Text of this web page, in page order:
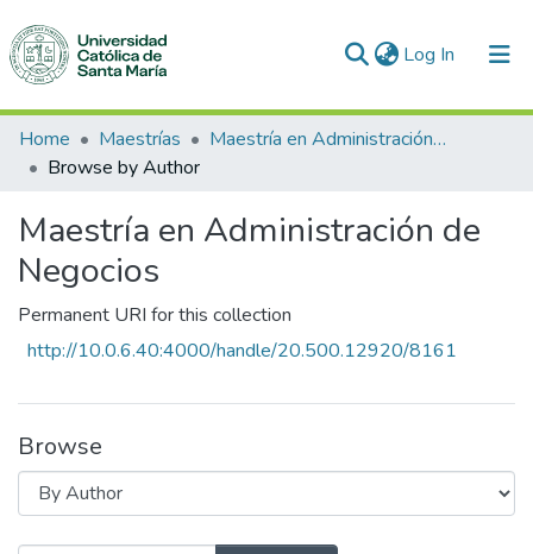
Log In (current)
Communities & Collections
All of DSpace
Home Maestrías
Maestría en Administración de Negocios
Browse by Author
Maestría en Administración de
Negocios
Permanent URI for this collection
http://10.0.6.40:4000/handle/20.500.12920/8161
Browse